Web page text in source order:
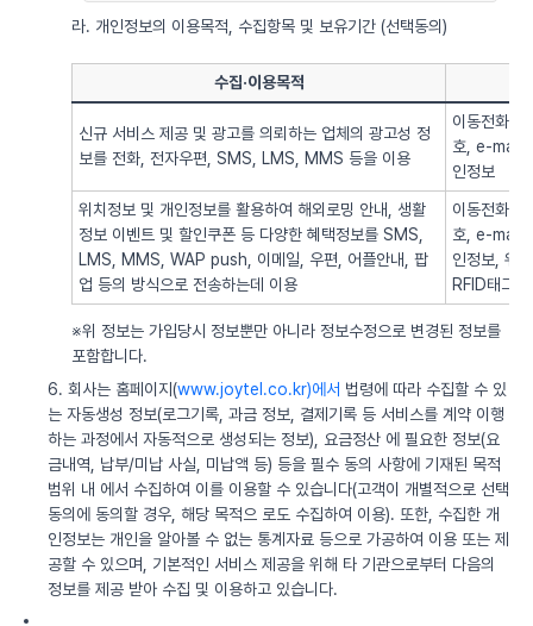
라. 개인정보의 이용목적, 수집항목 및 보유기간 (선택동의)
수집·이용목적
신규 서비스 제공 및 광고를 의뢰하는 업체의 광고성 정
보를 전화, 전자우편, SMS, LMS, MMS 등을 이용
이동전화번
호, e-mail,
인정보
위치정보 및 개인정보를 활용하여 해외로밍 안내, 생활
정보 이벤트 및 할인쿠폰 등 다양한 혜택정보를 SMS,
LMS, MMS, WAP push, 이메일, 우편, 어플안내, 팝
업 등의 방식으로 전송하는데 이용
이동전화번
호, e-mail,
인정보, 위
RFID태그
※위 정보는 가입당시 정보뿐만 아니라 정보수정으로 변경된 정보를
포함합니다.
6. 회사는 홈페이지(www.joytel.co.kr)에서 법령에 따라 수집할 수 있
는 자동생성 정보(로그기록, 과금 정보, 결제기록 등 서비스를 계약 이행
하는 과정에서 자동적으로 생성되는 정보), 요금정산 에 필요한 정보(요
금내역, 납부/미납 사실, 미납액 등) 등을 필수 동의 사항에 기재된 목적
범위 내 에서 수집하여 이를 이용할 수 있습니다(고객이 개별적으로 선택
동의에 동의할 경우, 해당 목적으 로도 수집하여 이용). 또한, 수집한 개
인정보는 개인을 알아볼 수 없는 통계자료 등으로 가공하여 이용 또는 제
공할 수 있으며, 기본적인 서비스 제공을 위해 타 기관으로부터 다음의
정보를 제공 받아 수집 및 이용하고 있습니다.